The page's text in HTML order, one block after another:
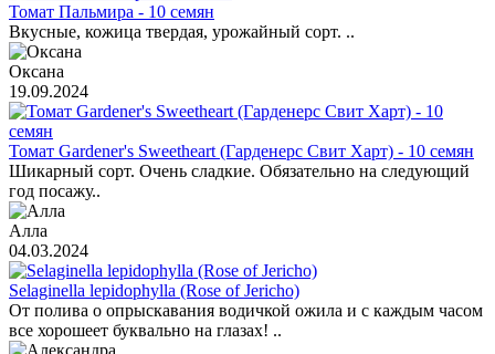
Томат Пальмира - 10 семян
Вкусные, кожица твердая, урожайный сорт. ..
Оксана
19.09.2024
Томат Gardener's Sweetheart (Гарденерс Свит Харт) - 10 семян
Шикарный сорт. Очень сладкие. Обязательно на следующий
год посажу..
Алла
04.03.2024
Selaginella lepidophylla (Rose of Jericho)
От полива о опрыскавания водичкой ожила и с каждым часом
все хорошеет буквально на глазах! ..